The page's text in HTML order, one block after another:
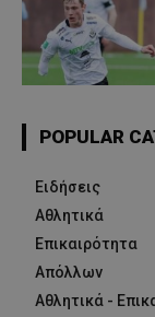
POPULAR
Ειδήσεις
Αθλητικά
Επικαιρότητα
Απόλλων
Αθλητικά -